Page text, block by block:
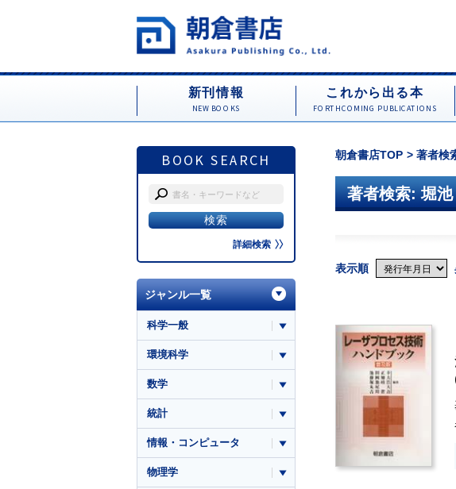
新刊情報
NEW BOOKS
これから出る本
FORTHCOMING PUBLICATIONS
BOOK SEARCH
詳細検索
朝倉書店TOP 著者検
著者検索: 堀
表示順
ジャンル一覧
科学一般
環境科学
数学
統計
情報・コンピュータ
物理学